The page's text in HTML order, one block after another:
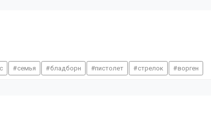
семья бладборн пистолет стрелок ворген